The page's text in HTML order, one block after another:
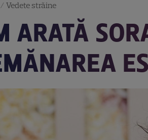
Vedete străine
ARATĂ